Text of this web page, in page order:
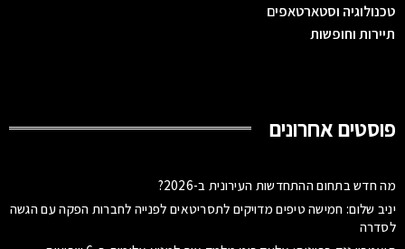
טכנולוגיה וסטארטאפים
תיירות וחופשות
פוסטים אחרונים
מה חדש בתחום ההתחדשות העירונית ב-2026?
יניב שלום: חמישה טיפים מדויקים לתסריטאים לפנייה לחברות הפקה עם הגשה
לסדרה